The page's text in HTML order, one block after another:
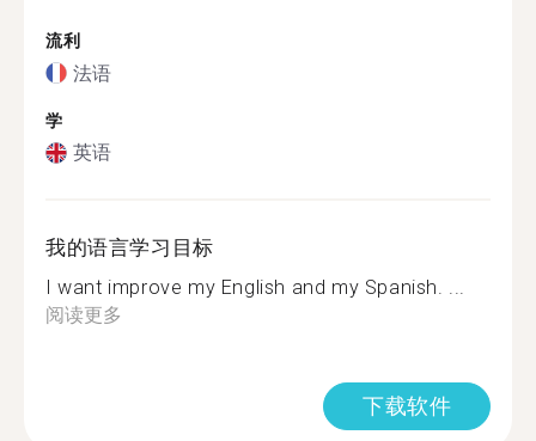
流利
法语
学
英语
我的语言学习目标
I want improve my English and my Spanish. ...
阅读更多
下载软件